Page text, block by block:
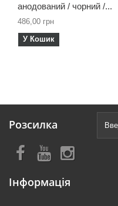
анодований / чорний /...
486,00 грн
У Кошик
Розсилка
Інформація